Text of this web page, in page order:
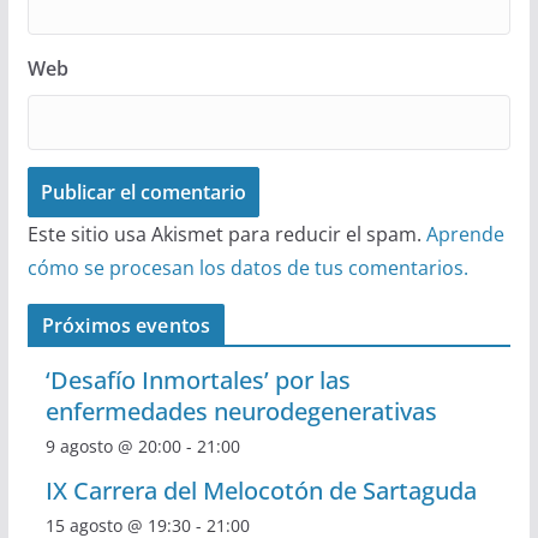
Web
Este sitio usa Akismet para reducir el spam. Aprende
cómo se procesan los datos de tus comentarios.
Próximos eventos
‘Desafío Inmortales’ por las
enfermedades neurodegenerativas
9 agosto @ 20:00- 21:00
IX Carrera del Melocotón de Sartaguda
15 agosto @ 19:30- 21:00